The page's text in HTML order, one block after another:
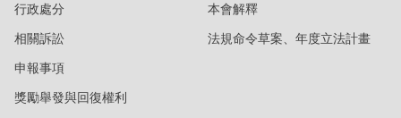
行政處分
相關訴訟
申報事項
獎勵舉發與回復權利
本會解釋
法規命令草案、年度立法計畫